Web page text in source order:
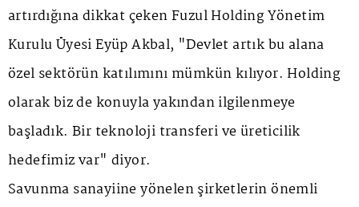
artırdığına dikkat çeken Fuzul Holding Yönetim
Kurulu Üyesi Eyüp Akbal, "Devlet artık bu alana
özel sektörün katılımını mümkün kılıyor. Holding
olarak biz de konuyla yakından ilgilenmeye
başladık. Bir teknoloji transferi ve üreticilik
hedefimiz var" diyor.
Savunma sanayiine yönelen şirketlerin önemli